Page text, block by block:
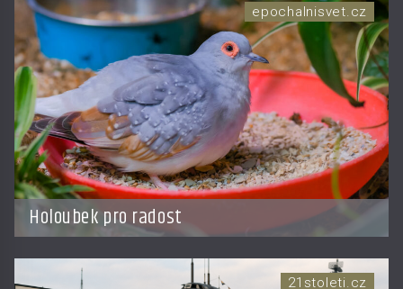
Holoubek pro radost
epochalnisvet.cz
21stoleti.cz